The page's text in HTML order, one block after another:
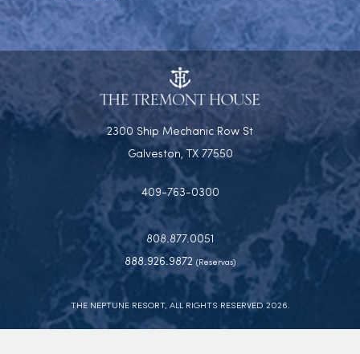
2300 Ship Mechanic Row St
Galveston, TX 77550
409-763-0300
808.877.0051
888.926.9872 (Reservas)
THE NEPTUNE RESORT, ALL RIGHTS RESERVED 2026.